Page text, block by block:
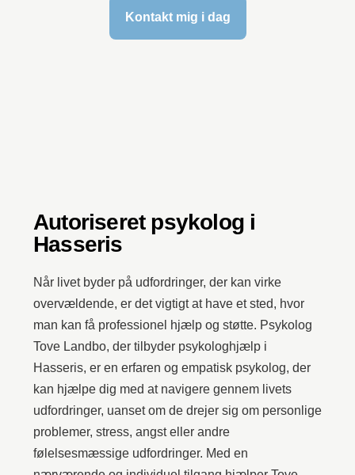
Kontakt mig i dag
Autoriseret psykolog i
Hasseris
Når livet byder på udfordringer, der kan virke
overvældende, er det vigtigt at have et sted, hvor
man kan få professionel hjælp og støtte. Psykolog
Tove Landbo, der tilbyder psykologhjælp i
Hasseris, er en erfaren og empatisk psykolog, der
kan hjælpe dig med at navigere gennem livets
udfordringer, uanset om de drejer sig om personlige
problemer, stress, angst eller andre
følelsesmæssige udfordringer. Med en